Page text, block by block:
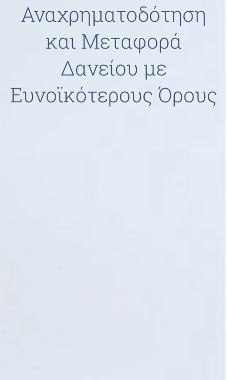
Αναχρηματοδότηση
και Μεταφορά
Δανείου με
Ευνοϊκότερους Όρους